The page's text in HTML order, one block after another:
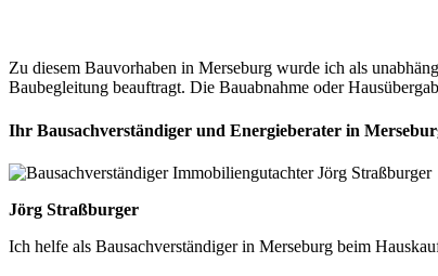
Zu diesem Bauvorhaben in Merseburg wurde ich als
Baubegleitung beauftragt. Die Bauabnahme oder
Ihr Bausachverständiger und Energieberater in
Jörg Straßburger
Ich helfe als Bausachverständiger in Merseburg beim